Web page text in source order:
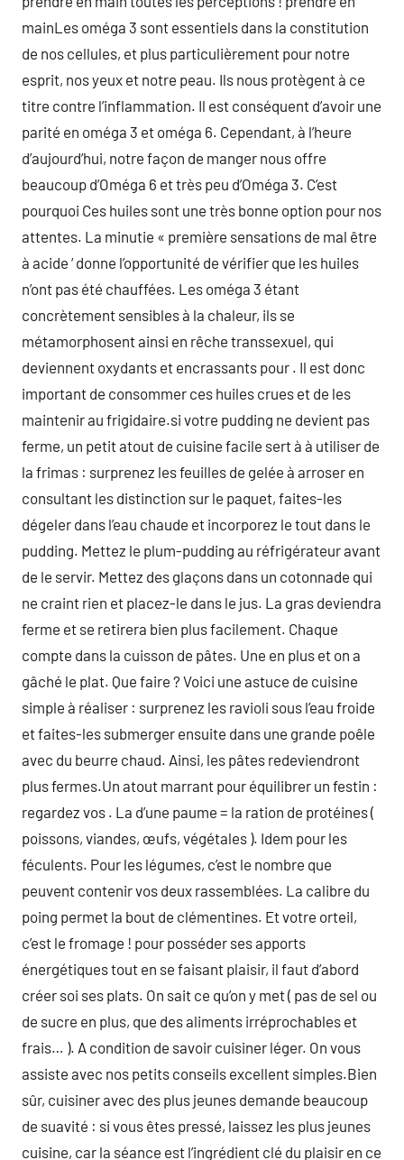
mainLes oméga 3 sont essentiels dans la constitution
de nos cellules, et plus particulièrement pour notre
esprit, nos yeux et notre peau. Ils nous protègent à ce
titre contre l’inflammation. Il est conséquent d’avoir une
parité en oméga 3 et oméga 6. Cependant, à l’heure
d’aujourd’hui, notre façon de manger nous offre
beaucoup d’Oméga 6 et très peu d’Oméga 3. C’est
pourquoi Ces huiles sont une très bonne option pour nos
attentes. La minutie « première sensations de mal être
à acide ‘ donne l’opportunité de vérifier que les huiles
n’ont pas été chauffées. Les oméga 3 étant
concrètement sensibles à la chaleur, ils se
métamorphosent ainsi en rêche transsexuel, qui
deviennent oxydants et encrassants pour . Il est donc
important de consommer ces huiles crues et de les
maintenir au frigidaire.si votre pudding ne devient pas
ferme, un petit atout de cuisine facile sert à à utiliser de
la frimas : surprenez les feuilles de gelée à arroser en
consultant les distinction sur le paquet, faites-les
dégeler dans l’eau chaude et incorporez le tout dans le
pudding. Mettez le plum-pudding au réfrigérateur avant
de le servir. Mettez des glaçons dans un cotonnade qui
ne craint rien et placez-le dans le jus. La gras deviendra
ferme et se retirera bien plus facilement. Chaque
compte dans la cuisson de pâtes. Une en plus et on a
gâché le plat. Que faire ? Voici une astuce de cuisine
simple à réaliser : surprenez les ravioli sous l’eau froide
et faites-les submerger ensuite dans une grande poêle
avec du beurre chaud. Ainsi, les pâtes redeviendront
plus fermes.Un atout marrant pour équilibrer un festin :
regardez vos . La d’une paume = la ration de protéines (
poissons, viandes, œufs, végétales ). Idem pour les
féculents. Pour les légumes, c’est le nombre que
peuvent contenir vos deux rassemblées. La calibre du
poing permet la bout de clémentines. Et votre orteil,
c’est le fromage ! pour posséder ses apports
énergétiques tout en se faisant plaisir, il faut d’abord
créer soi ses plats. On sait ce qu’on y met ( pas de sel ou
de sucre en plus, que des aliments irréprochables et
frais… ). A condition de savoir cuisiner léger. On vous
assiste avec nos petits conseils excellent simples.Bien
sûr, cuisiner avec des plus jeunes demande beaucoup
de suavité : si vous êtes pressé, laissez les plus jeunes
cuisine, car la séance est l’ingrédient clé du plaisir en ce